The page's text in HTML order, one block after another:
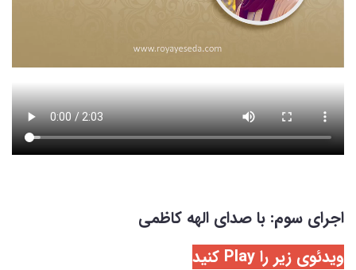
اجرای سوم: با صدای الهه کاظمی
ویدئوی زیر را Play کنید